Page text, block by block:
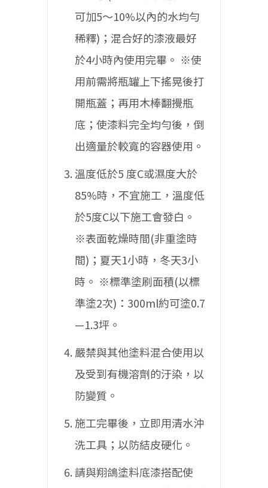
可加5〜10%以內的水均勻
稀釋)；混合好的漆液最好
於4小時內使用完畢。 ※使
用前需將瓶罐上下搖晃後打
開瓶蓋；再用木棒翻攪瓶
底；使漆料完全均勻後，倒
出適量於較寬的容器使用。
溫度低於5 度C或濕度大於
85%時，不宜施工，溫度低
於5度C以下施工會發白。
※表面乾燥時間(非重塗時
間)；夏天1小時，冬天3小
時。 ※標準塗刷面積(以標
準塗2次)：300ml約可塗0.7
—1.3坪。
嚴禁與其他塗料混合使用以
及受到有機溶劑的汙染，以
防變質。
施工完畢後，立即用清水沖
洗工具；以防結皮硬化。
請與翔鴿塗料底漆搭配使